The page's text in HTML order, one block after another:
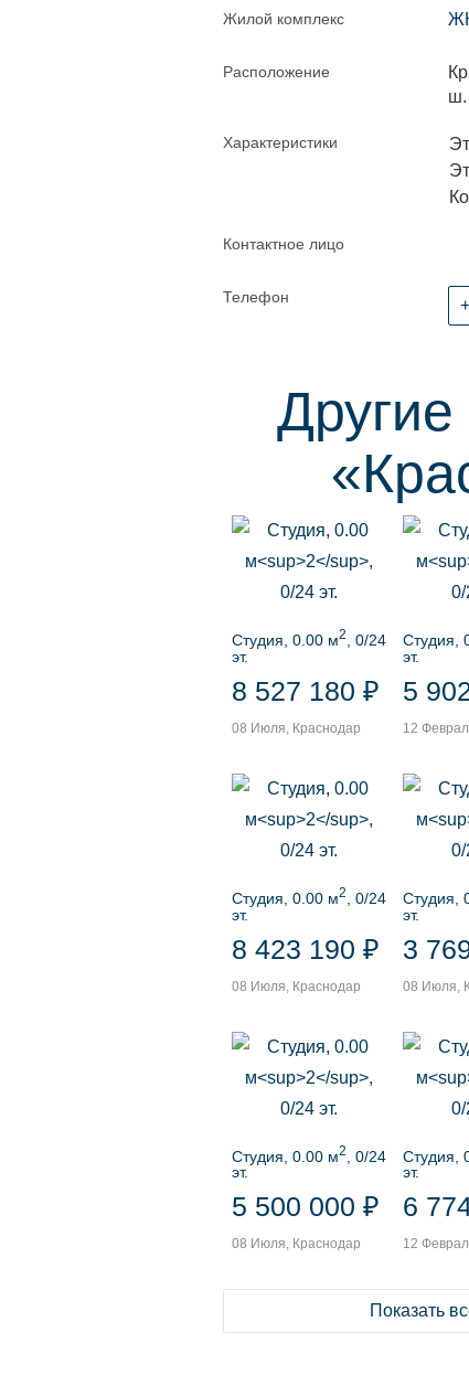
Жилой комплекс
Расположение
ш.
Характеристики
Контактное лицо
Телефон
Студия, 0.00 м2
, 0/24
эт.
8 527 180 ₽
08 Июля, Краснодар
Студия,
эт.
5
12
Студия, 0.00 м2
, 0/24
эт.
8 423 190 ₽
08 Июля, Краснодар
Студия,
эт.
3
08 Июля,
Студия, 0.00 м2
, 0/24
эт.
5 500 000 ₽
08 Июля, Краснодар
Студия,
эт.
6
12
Показать